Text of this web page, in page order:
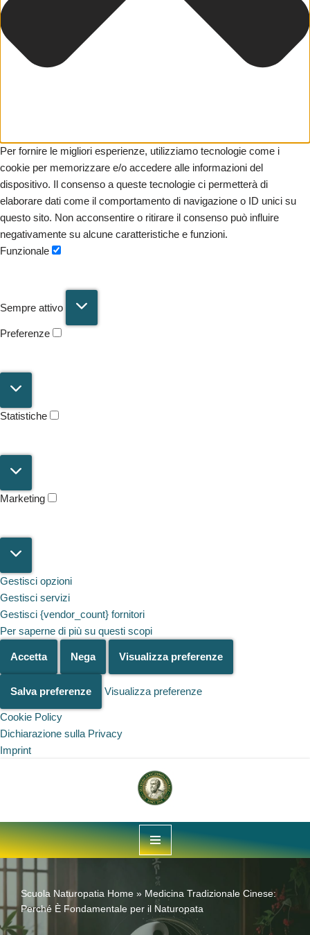
Per fornire le migliori esperienze, utilizziamo tecnologie come i
cookie per memorizzare e/o accedere alle informazioni del
dispositivo. Il consenso a queste tecnologie ci permetterà di
elaborare dati come il comportamento di navigazione o ID unici su
questo sito. Non acconsentire o ritirare il consenso può influire
negativamente su alcune caratteristiche e funzioni.
Funzionale
Sempre attivo
Preferenze
Statistiche
Marketing
Gestisci opzioni
Gestisci servizi
Gestisci {vendor_count} fornitori
Per saperne di più su questi scopi
Accetta Nega Visualizza preferenze
Salva preferenze Visualizza preferenze
Cookie Policy
Dichiarazione sulla Privacy
Imprint
Salta al
contenuto
Scuola Naturopatia Home » Medicina Tradizionale Cinese:
Perché È Fondamentale per il Naturopata